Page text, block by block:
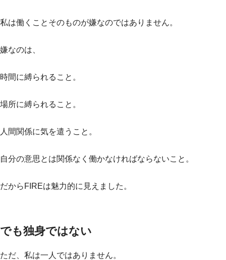
私は働くことそのものが嫌なのではありません。
嫌なのは、
時間に縛られること。
場所に縛られること。
人間関係に気を遣うこと。
自分の意思とは関係なく働かなければならないこと。
だからFIREは魅力的に見えました。
でも独身ではない
ただ、私は一人ではありません。